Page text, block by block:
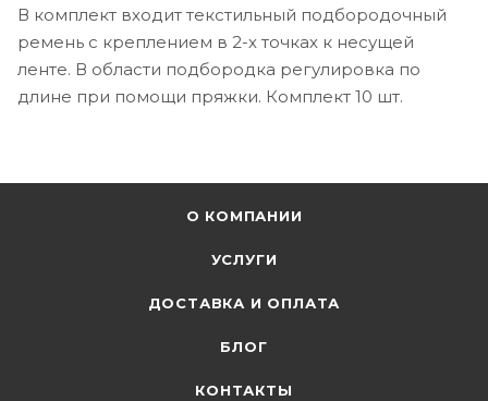
В комплект входит текстильный подбородочный
ремень с креплением в 2-х точках к несущей
ленте. В области подбородка регулировка по
длине при помощи пряжки. Комплект 10 шт.
О КОМПАНИИ
УСЛУГИ
ДОСТАВКА И ОПЛАТА
БЛОГ
КОНТАКТЫ